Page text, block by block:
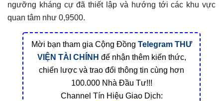
ngưỡng kháng cự đã thiết lập và hướng tới các khu vực
quan tâm như 0,9500.
Mời bạn tham gia Cộng Đồng Telegram THƯ
VIỆN TÀI CHÍNH để nhận thêm kiến thức,
chiến lược và trao đổi thông tin cùng hơn
100.000 Nhà Đầu Tư!!!
Channel Tín Hiệu Giao Dịch: